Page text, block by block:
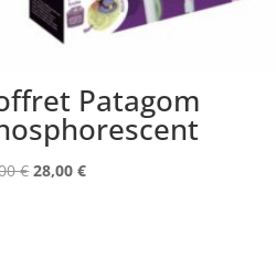
Patagom
€Le
28,00€Le